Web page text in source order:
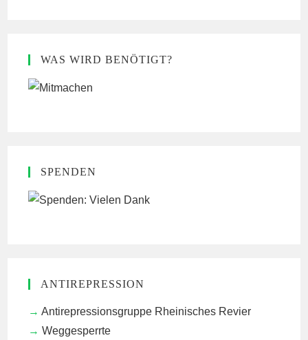
WAS WIRD BENÖTIGT?
SPENDEN
ANTIREPRESSION
Antirepressionsgruppe Rheinisches Revier
Weggesperrte